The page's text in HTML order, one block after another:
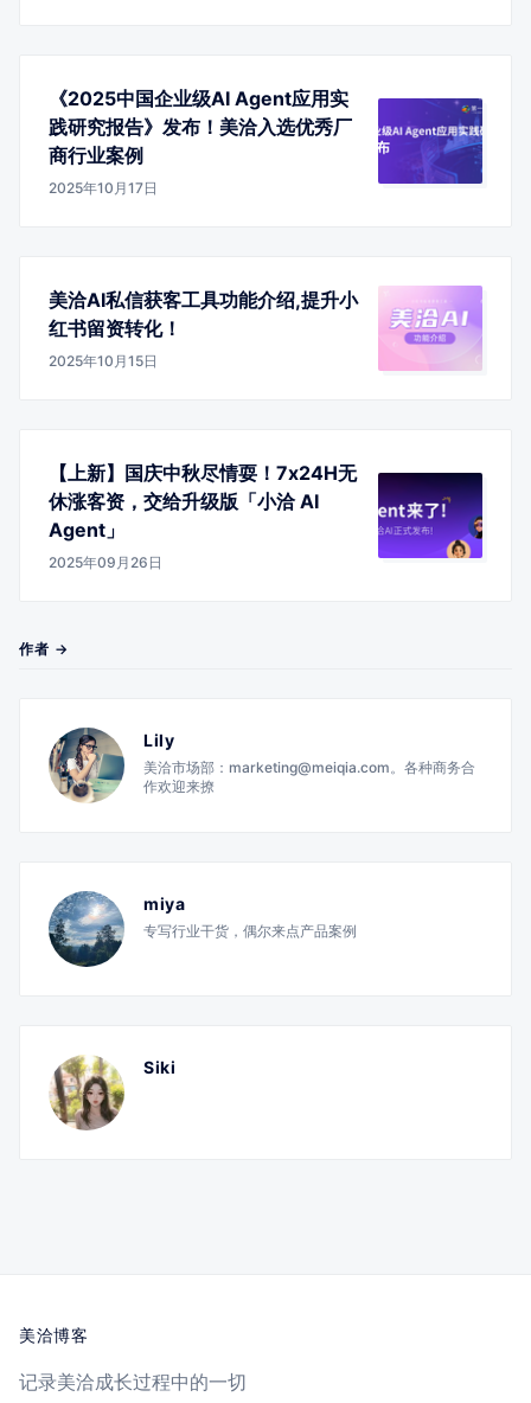
《2025中国企业级AI Agent应用实
践研究报告》发布！美洽入选优秀厂
商行业案例
2025年10月17日
美洽AI私信获客工具功能介绍,提升小
红书留资转化！
2025年10月15日
【上新】国庆中秋尽情耍！7x24H无
休涨客资，交给升级版「小洽 AI
Agent」
2025年09月26日
作者 →
Lily
美洽市场部：marketing@meiqia.com。各种商务合
作欢迎来撩
miya
专写行业干货，偶尔来点产品案例
Siki
美洽博客
记录美洽成长过程中的一切